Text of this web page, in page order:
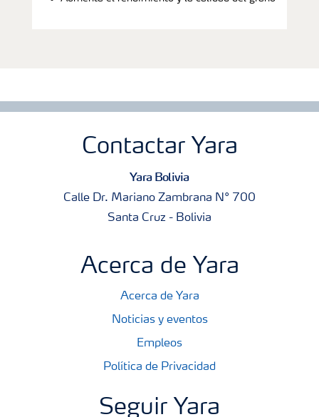
Contactar Yara
Yara Bolivia
Calle Dr. Mariano Zambrana N° 700
Santa Cruz - Bolivia
Acerca de Yara
Acerca de Yara
Noticias y eventos
Empleos
Política de Privacidad
Seguir Yara